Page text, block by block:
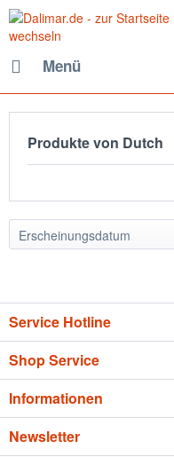
Menü
Produkte von Dutch
Service Hotline
Shop Service
Informationen
Newsletter